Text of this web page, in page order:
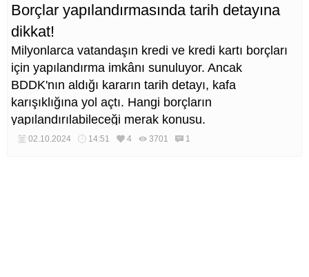
Borçlar yapılandırmasında tarih detayına
dikkat!
Milyonlarca vatandaşın kredi ve kredi kartı borçları
için yapılandırma imkânı sunuluyor. Ancak
BDDK'nın aldığı kararın tarih detayı, kafa
karışıklığına yol açtı. Hangi borçların
yapılandırılabileceği merak konusu.
02.10.2024 14:51 4 3701 1